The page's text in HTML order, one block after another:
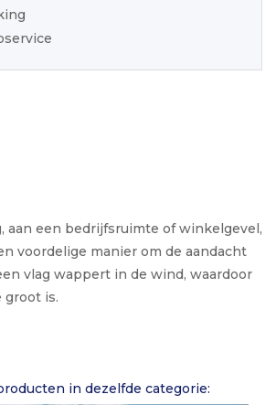
aan een bedrijfsruimte of winkelgevel,
voordelige manier om de aandacht
vlag wappert in de wind, waardoor
groot is.
in dezelfde categorie: